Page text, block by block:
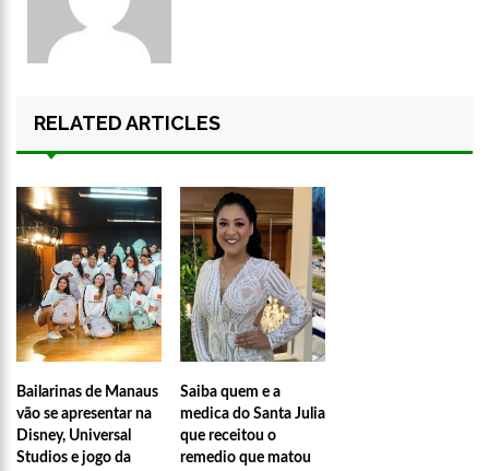
RELATED ARTICLES
Bailarinas de Manaus
vão se apresentar na
Disney, Universal
Studios e jogo da
Saiba quem e a
medica do Santa Julia
que receitou o
remedio que matou